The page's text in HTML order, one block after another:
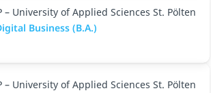
– University of Applied Sciences St. Pölten
Business (B.A.)
– University of Applied Sciences St. Pölten